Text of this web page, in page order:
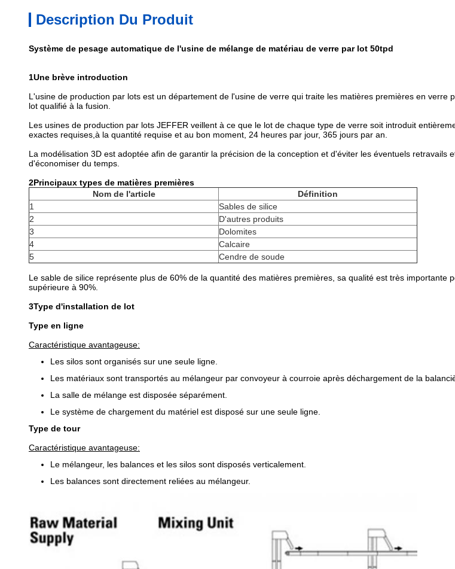
Description Du Produit
Système de pesage automatique de l'usine de mélange de matériau de verre par lot 50tpd
1Une brève introduction
L'usine de production par lots est un département de l'usine de verre qui traite les matières premières en
lot qualifié à la fusion.
Les usines de production par lots JEFFER veillent à ce que le lot de chaque type de verre soit introduit
exactes requises,à la quantité requise et au bon moment, 24 heures par jour, 365 jours par an.
La modélisation 3D est adoptée afin de garantir la précision de la conception et d'éviter les éventuels
d'économiser du temps.
2Principaux types de matières premières
Nom de l'article
Définition
1
Sables de silice
2
D'autres produits
3
Dolomites
4
Calcaire
5
Cendre de soude
Le sable de silice représente plus de 60% de la quantité des matières premières, sa qualité est très
supérieure à 90%.
3Type d'installation de lot
Type en ligne
Caractéristique avantageuse:
Les silos sont organisés sur une seule ligne.
Les matériaux sont transportés au mélangeur par convoyeur à courroie après déchargement de la
La salle de mélange est disposée séparément.
Le système de chargement du matériel est disposé sur une seule ligne.
Type de tour
Caractéristique avantageuse:
Le mélangeur, les balances et les silos sont disposés verticalement.
Les balances sont directement reliées au mélangeur.